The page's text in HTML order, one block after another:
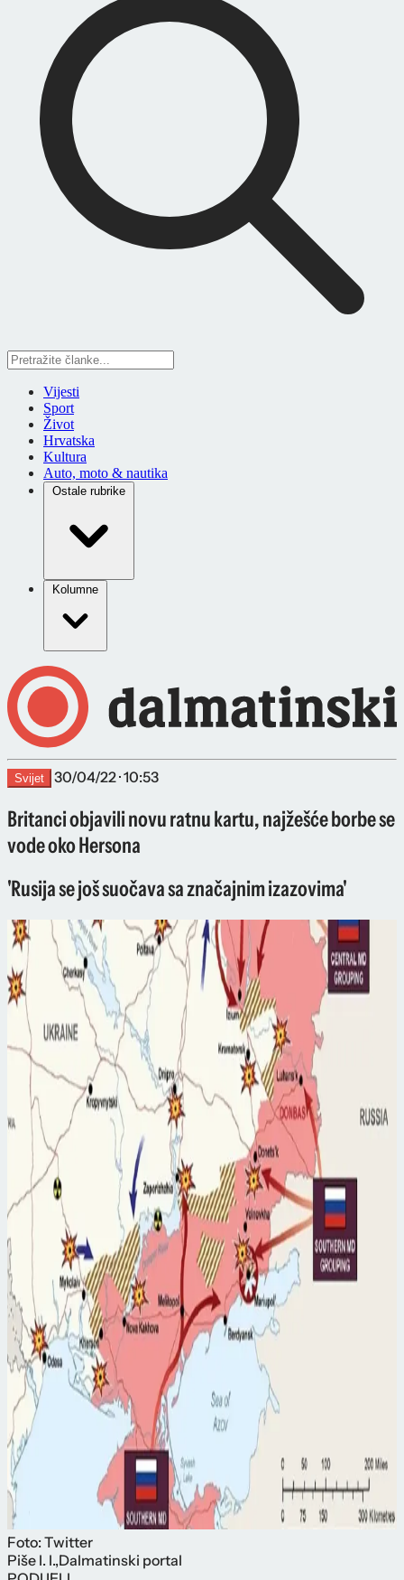
Vijesti
Sport
Život
Hrvatska
Kultura
Auto, moto & nautika
Ostale rubrike
Kolumne
Svijet 30/04/22 · 10:53
Britanci objavili novu ratnu kartu, najžešće borbe se
vode oko Hersona
'Rusija se još suočava sa značajnim izazovima'
Foto: Twitter
Piše I. I.,Dalmatinski portal